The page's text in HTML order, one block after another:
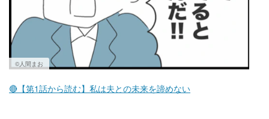
©人間まお
🔴【第1話から読む】私は夫との未来を諦めない